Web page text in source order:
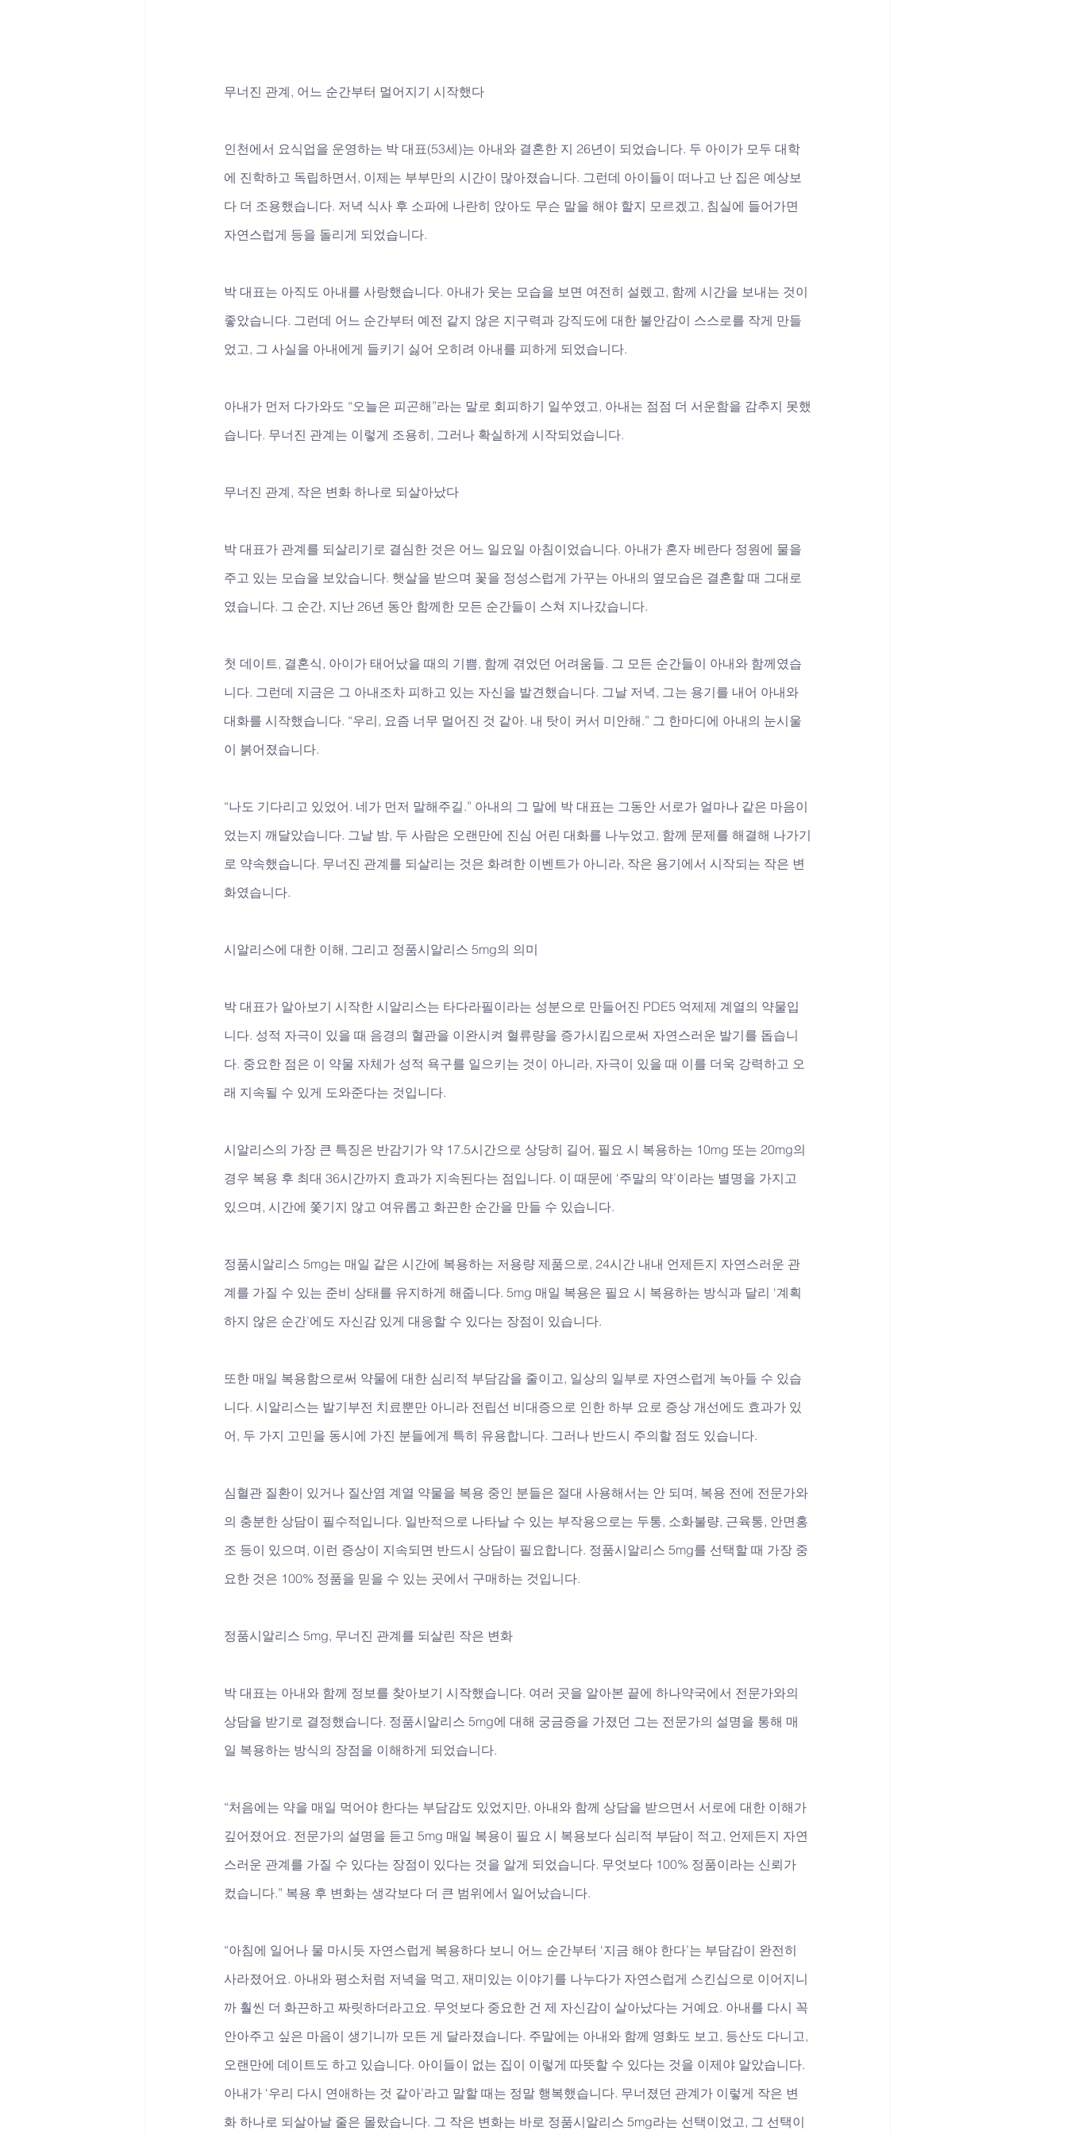
무너진 관계, 어느 순간부터 멀어지기 시작했다
인천에서 요식업을 운영하는 박 대표(53세)는 아내와 결혼한 지 26년이 되었습니다. 두 아이가 모두 대학
에 진학하고 독립하면서, 이제는 부부만의 시간이 많아졌습니다. 그런데 아이들이 떠나고 난 집은 예상보
다 더 조용했습니다. 저녁 식사 후 소파에 나란히 앉아도 무슨 말을 해야 할지 모르겠고, 침실에 들어가면
자연스럽게 등을 돌리게 되었습니다.
박 대표는 아직도 아내를 사랑했습니다. 아내가 웃는 모습을 보면 여전히 설렜고, 함께 시간을 보내는 것이
좋았습니다. 그런데 어느 순간부터 예전 같지 않은 지구력과 강직도에 대한 불안감이 스스로를 작게 만들
었고, 그 사실을 아내에게 들키기 싫어 오히려 아내를 피하게 되었습니다.
아내가 먼저 다가와도 “오늘은 피곤해”라는 말로 회피하기 일쑤였고, 아내는 점점 더 서운함을 감추지 못했
습니다. 무너진 관계는 이렇게 조용히, 그러나 확실하게 시작되었습니다.
무너진 관계, 작은 변화 하나로 되살아났다
박 대표가 관계를 되살리기로 결심한 것은 어느 일요일 아침이었습니다. 아내가 혼자 베란다 정원에 물을
주고 있는 모습을 보았습니다. 햇살을 받으며 꽃을 정성스럽게 가꾸는 아내의 옆모습은 결혼할 때 그대로
였습니다. 그 순간, 지난 26년 동안 함께한 모든 순간들이 스쳐 지나갔습니다.
첫 데이트, 결혼식, 아이가 태어났을 때의 기쁨, 함께 겪었던 어려움들. 그 모든 순간들이 아내와 함께였습
니다. 그런데 지금은 그 아내조차 피하고 있는 자신을 발견했습니다. 그날 저녁, 그는 용기를 내어 아내와
대화를 시작했습니다. “우리, 요즘 너무 멀어진 것 같아. 내 탓이 커서 미안해.” 그 한마디에 아내의 눈시울
이 붉어졌습니다.
“나도 기다리고 있었어. 네가 먼저 말해주길.” 아내의 그 말에 박 대표는 그동안 서로가 얼마나 같은 마음이
었는지 깨달았습니다. 그날 밤, 두 사람은 오랜만에 진심 어린 대화를 나누었고, 함께 문제를 해결해 나가기
로 약속했습니다. 무너진 관계를 되살리는 것은 화려한 이벤트가 아니라, 작은 용기에서 시작되는 작은 변
화였습니다.
시알리스에 대한 이해, 그리고 정품시알리스 5mg의 의미
박 대표가 알아보기 시작한 시알리스는 타다라필이라는 성분으로 만들어진 PDE5 억제제 계열의 약물입
니다. 성적 자극이 있을 때 음경의 혈관을 이완시켜 혈류량을 증가시킴으로써 자연스러운 발기를 돕습니
다. 중요한 점은 이 약물 자체가 성적 욕구를 일으키는 것이 아니라, 자극이 있을 때 이를 더욱 강력하고 오
래 지속될 수 있게 도와준다는 것입니다.
시알리스의 가장 큰 특징은 반감기가 약 17.5시간으로 상당히 길어, 필요 시 복용하는 10mg 또는 20mg의
경우 복용 후 최대 36시간까지 효과가 지속된다는 점입니다. 이 때문에 ‘주말의 약’이라는 별명을 가지고
있으며, 시간에 쫓기지 않고 여유롭고 화끈한 순간을 만들 수 있습니다.
정품시알리스 5mg는 매일 같은 시간에 복용하는 저용량 제품으로, 24시간 내내 언제든지 자연스러운 관
계를 가질 수 있는 준비 상태를 유지하게 해줍니다. 5mg 매일 복용은 필요 시 복용하는 방식과 달리 ‘계획
하지 않은 순간’에도 자신감 있게 대응할 수 있다는 장점이 있습니다.
또한 매일 복용함으로써 약물에 대한 심리적 부담감을 줄이고, 일상의 일부로 자연스럽게 녹아들 수 있습
니다. 시알리스는 발기부전 치료뿐만 아니라 전립선 비대증으로 인한 하부 요로 증상 개선에도 효과가 있
어, 두 가지 고민을 동시에 가진 분들에게 특히 유용합니다. 그러나 반드시 주의할 점도 있습니다.
심혈관 질환이 있거나 질산염 계열 약물을 복용 중인 분들은 절대 사용해서는 안 되며, 복용 전에 전문가와
의 충분한 상담이 필수적입니다. 일반적으로 나타날 수 있는 부작용으로는 두통, 소화불량, 근육통, 안면홍
조 등이 있으며, 이런 증상이 지속되면 반드시 상담이 필요합니다. 정품시알리스 5mg를 선택할 때 가장 중
요한 것은 100% 정품을 믿을 수 있는 곳에서 구매하는 것입니다.
정품시알리스 5mg, 무너진 관계를 되살린 작은 변화
박 대표는 아내와 함께 정보를 찾아보기 시작했습니다. 여러 곳을 알아본 끝에 하나약국에서 전문가와의
상담을 받기로 결정했습니다. 정품시알리스 5mg에 대해 궁금증을 가졌던 그는 전문가의 설명을 통해 매
일 복용하는 방식의 장점을 이해하게 되었습니다.
“처음에는 약을 매일 먹어야 한다는 부담감도 있었지만, 아내와 함께 상담을 받으면서 서로에 대한 이해가
깊어졌어요. 전문가의 설명을 듣고 5mg 매일 복용이 필요 시 복용보다 심리적 부담이 적고, 언제든지 자연
스러운 관계를 가질 수 있다는 장점이 있다는 것을 알게 되었습니다. 무엇보다 100% 정품이라는 신뢰가
컸습니다.” 복용 후 변화는 생각보다 더 큰 범위에서 일어났습니다.
“아침에 일어나 물 마시듯 자연스럽게 복용하다 보니 어느 순간부터 ‘지금 해야 한다’는 부담감이 완전히
사라졌어요. 아내와 평소처럼 저녁을 먹고, 재미있는 이야기를 나누다가 자연스럽게 스킨십으로 이어지니
까 훨씬 더 화끈하고 짜릿하더라고요. 무엇보다 중요한 건 제 자신감이 살아났다는 거예요. 아내를 다시 꼭
안아주고 싶은 마음이 생기니까 모든 게 달라졌습니다. 주말에는 아내와 함께 영화도 보고, 등산도 다니고,
오랜만에 데이트도 하고 있습니다. 아이들이 없는 집이 이렇게 따뜻할 수 있다는 것을 이제야 알았습니다.
아내가 ‘우리 다시 연애하는 것 같아’라고 말할 때는 정말 행복했습니다. 무너졌던 관계가 이렇게 작은 변
화 하나로 되살아날 줄은 몰랐습니다. 그 작은 변화는 바로 정품시알리스 5mg라는 선택이었고, 그 선택이